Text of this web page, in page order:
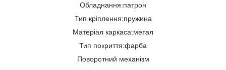
Обладнання:патрон
Тип кріплення:пружина
Матеріал каркаса:метал
Тип покриття:фарба
Поворотний механізм